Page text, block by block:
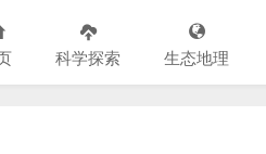
科学探索 生态地理